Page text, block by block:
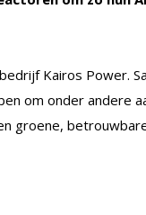
Kairos Power.
om onder andere
groene,